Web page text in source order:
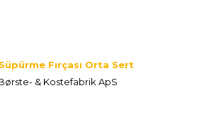
Fırçası Orta Sert
& Kostefabrik ApS